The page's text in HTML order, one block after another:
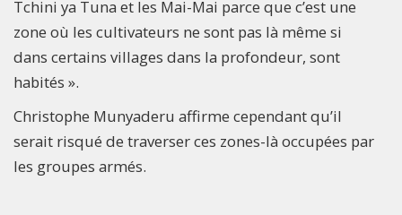
Tchini ya Tuna et les Mai-Mai parce que c’est une
zone où les cultivateurs ne sont pas là même si
dans certains villages dans la profondeur, sont
habités ».
Christophe Munyaderu affirme cependant qu’il
serait risqué de traverser ces zones-là occupées par
les groupes armés.